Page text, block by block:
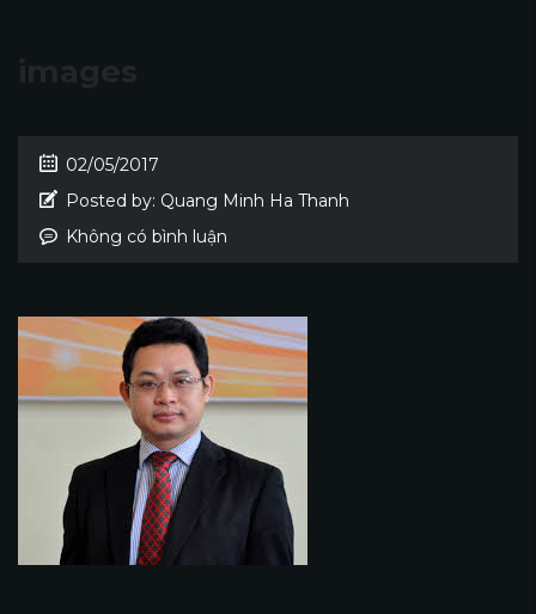
02/05/2017
Posted by: Quang Minh Ha Thanh
Không có bình luận